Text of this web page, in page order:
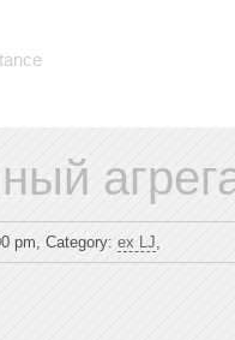
pm, Category:ex LJ